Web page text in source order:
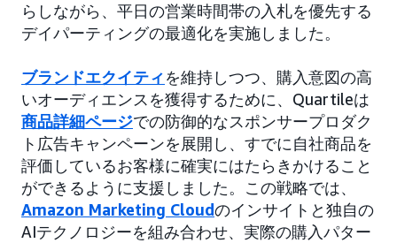
らしながら、平日の営業時間帯の入札を優先する
デイパーティングの最適化を実施しました。
ブランドエクイティを維持しつつ、購入意図の高
いオーディエンスを獲得するために、Quartileは
商品詳細ページでの防御的なスポンサープロダク
ト広告キャンペーンを展開し、すでに自社商品を
評価しているお客様に確実にはたらきかけること
ができるように支援しました。この戦略では、
Amazon Marketing Cloudのインサイトと独自の
AIテクノロジーを組み合わせ、実際の購入パター